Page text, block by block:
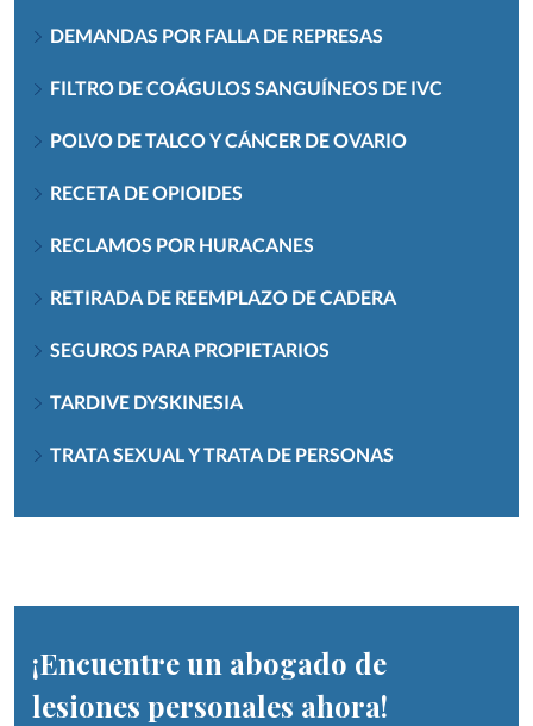
DEMANDAS POR FALLA DE REPRESAS
FILTRO DE COÁGULOS SANGUÍNEOS DE IVC
POLVO DE TALCO Y CÁNCER DE OVARIO
RECETA DE OPIOIDES
RECLAMOS POR HURACANES
RETIRADA DE REEMPLAZO DE CADERA
SEGUROS PARA PROPIETARIOS
TARDIVE DYSKINESIA
TRATA SEXUAL Y TRATA DE PERSONAS
¡Encuentre un abogado de
lesiones personales ahora!